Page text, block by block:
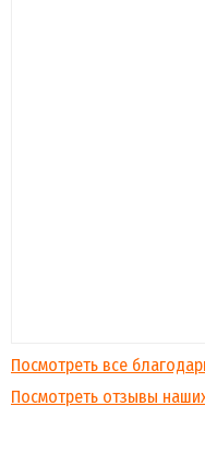
Посмотреть все
Посмотреть отзывы